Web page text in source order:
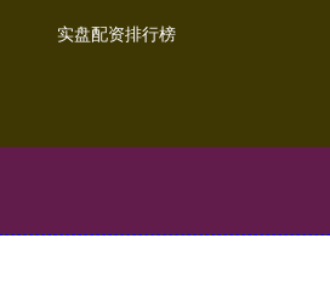
实盘配资排行榜